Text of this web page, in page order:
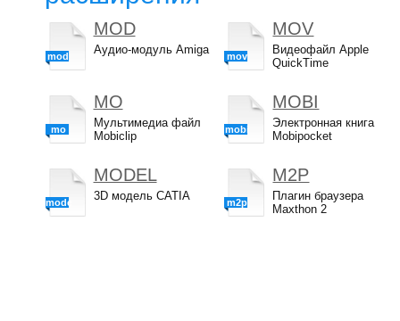
mod
MOD
Аудио-модуль Amiga
mo
MO
Мультимедиа файл
Mobiclip
model
MODEL
3D модель CATIA
mov
MOV
Видеофайл Apple
QuickTime
mobi
MOBI
Электронная книга
Mobipocket
m2p
M2P
Плагин браузера
Maxthon 2